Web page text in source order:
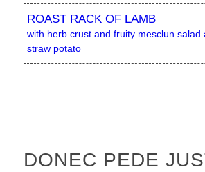
ROAST RACK OF LAMB
with herb crust and fruity mesclun salad
straw potato
DONEC PEDE